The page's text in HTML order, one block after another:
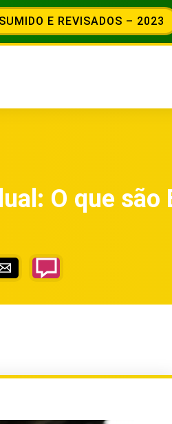
E REVISADOS – 2023
O que são